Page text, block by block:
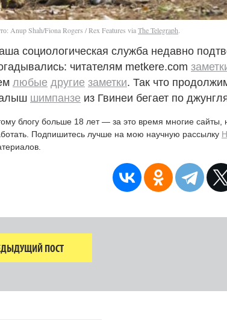
Anup Shah/Fiona Rogers / Rex Features viaThe Telegraph
социологическая служба недавно
читателям metkere.com
любые другие заметки. Так что
шимпанзе из Гвинеи бегает по
блогу больше 18 лет — за это время многие сайты,
Подпишитесь лучше на мою научную рассылку
ПОСТ